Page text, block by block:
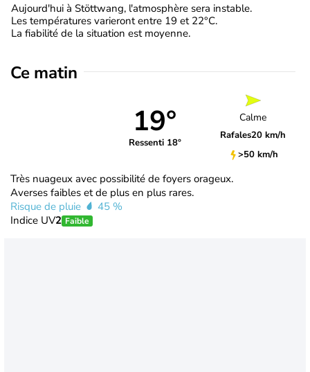
Aujourd'hui à Stöttwang, l'atmosphère sera instable.
Les températures varieront entre 19 et 22°C.
La fiabilité de la situation est moyenne.
Ce matin
19°
Ressenti 18°
Calme
Rafales20 km/h
>50 km/h
Très nuageux avec possibilité de foyers orageux.
Averses faibles et de plus en plus rares.
Risque de pluie
45 %
Indice UV2 Faible